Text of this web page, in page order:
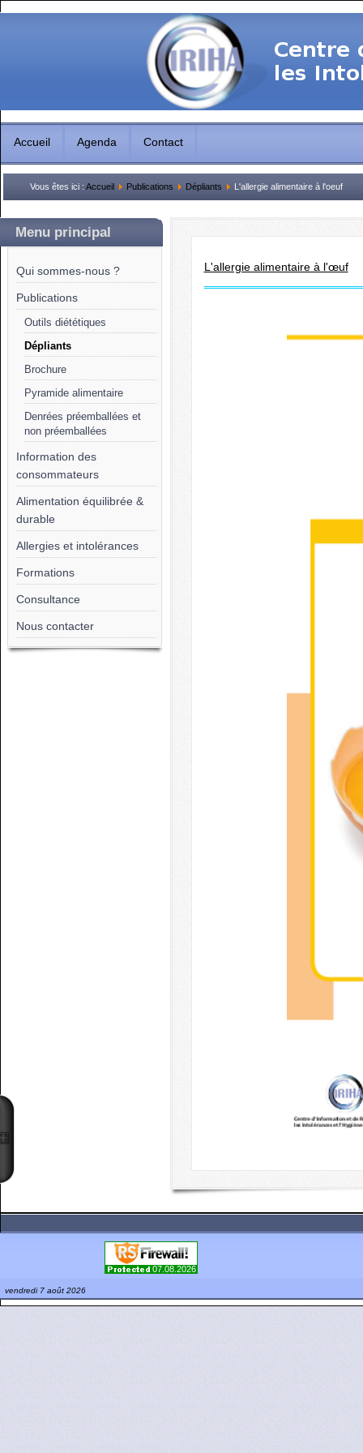
Accueil Agenda Contact
Vous êtes ici : Accueil Publications Dépliants L'allergie alimentaire à l'oeuf
Menu principal
Qui sommes-nous ?
Publications
Outils diététiques
Dépliants
Brochure
Pyramide alimentaire
Denrées préemballées et
non préemballées
Information des
consommateurs
Alimentation équilibrée &
durable
Allergies et intolérances
Formations
Consultance
Nous contacter
L'allergie alimentaire à l'œuf
07.08.2026
vendredi 7 août 2026